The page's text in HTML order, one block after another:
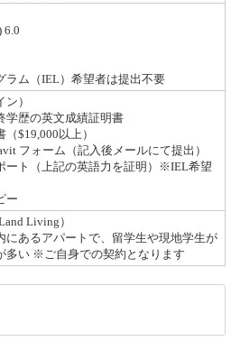
6.0
ラム（IEL）希望者は提出不要
ン）
学歴の英文成績証明書
（$19,000以上）
フォーム（記入後メールにて提出）
ート（上記の英語力を証明）※IEL希望
ー
Living）
にあるアパートで、留学生や現地学生が
多い ※ご自身での契約となります